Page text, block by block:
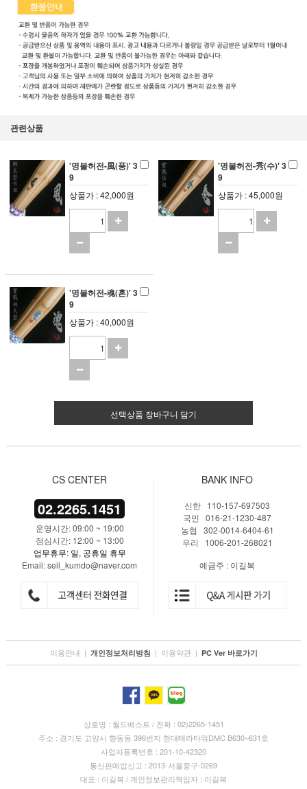
관련상품
'명불허전-風(풍)' 3
9
상품가 : 42,000원
'명불허전-秀(수)' 3
9
상품가 : 45,000원
'명불허전-魂(혼)' 3
9
상품가 : 40,000원
선택상품 장바구니 담기
CS CENTER
02.2265.1451
운영시간: 09:00 ~ 19:00
점심시간: 12:00 ~ 13:00
업무휴무: 일, 공휴일 휴무
Email: seil_kumdo@naver.com
BANK INFO
신한 110-157-697503
국민 016-21-1230-487
농협 302-0014-6404-61
우리 1006-201-268021
예금주 : 이길복
이용안내 | 개인정보처리방침 | 이용약관 | PC Ver 바로가기
상호명 : 월드베스트 / 전화 : 02)2265-1451
주소 : 경기도 고양시 향동동 396번지 현대테라타워DMC B630~631호
사업자등록번호 : 201-10-42320
통신판매업신고 : 2013-서울중구-0269
대표 : 이길복 / 개인정보관리책임자 : 이길복